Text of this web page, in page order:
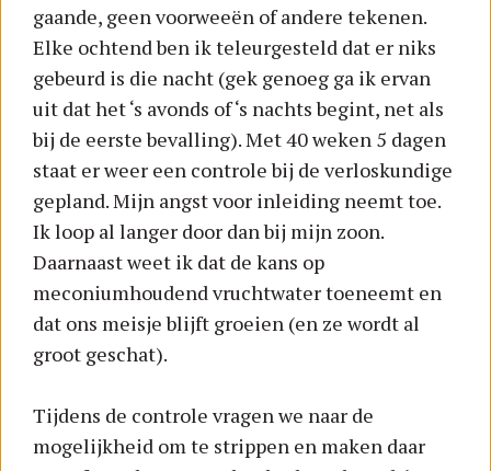
gaande, geen voorweeën of andere tekenen.
Elke ochtend ben ik teleurgesteld dat er niks
gebeurd is die nacht (gek genoeg ga ik ervan
uit dat het ‘s avonds of ‘s nachts begint, net als
bij de eerste bevalling). Met 40 weken 5 dagen
staat er weer een controle bij de verloskundige
gepland. Mijn angst voor inleiding neemt toe.
Ik loop al langer door dan bij mijn zoon.
Daarnaast weet ik dat de kans op
meconiumhoudend vruchtwater toeneemt en
dat ons meisje blijft groeien (en ze wordt al
groot geschat).
Tijdens de controle vragen we naar de
mogelijkheid om te strippen en maken daar